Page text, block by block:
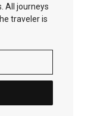
All journeys
traveler is